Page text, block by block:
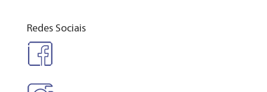
Redes Sociais